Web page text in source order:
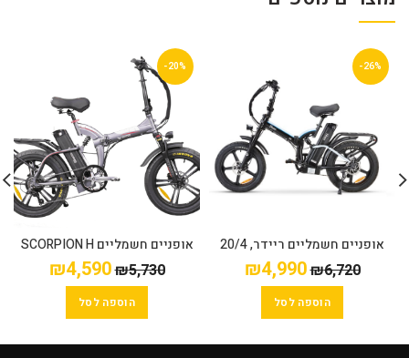
-26%
אופניים חשמליים ריידר, 20/4
Rider PRO PLUS
₪6,720
₪4,990
הוספה לסל
-20%
אופניים חשמליים SCORPION H
2024 – שיכוך מלא₪5,730
₪4,590
הוספה לסל